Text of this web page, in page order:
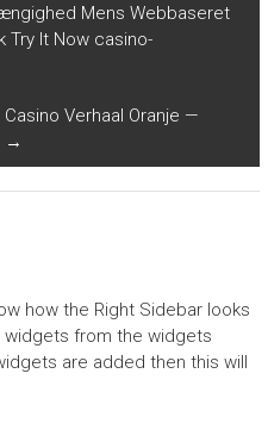
Mens Webbaseret
Try It Now casino-
Verhaal Oranje —
→
how the Right Sidebar looks
from the widgets
are added then this will